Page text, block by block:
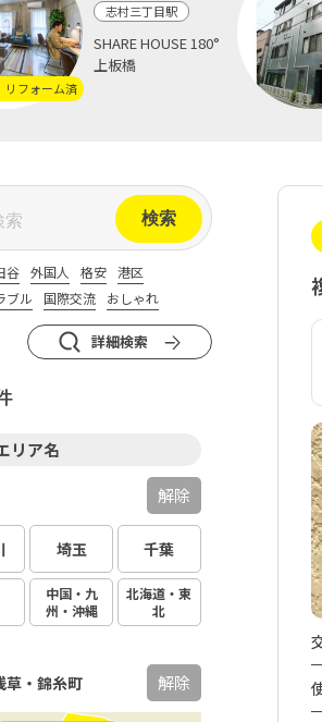
リフォーム済
志村三丁目駅
SHARE HOUSE 180°
上板橋
谷 外国人 格安
港区
ブル
国際交流 おしゃれ
詳細検索
リア名
埼玉 千葉
中国・九
州・沖縄
北海道・東
北
解除
草・錦糸町 解除